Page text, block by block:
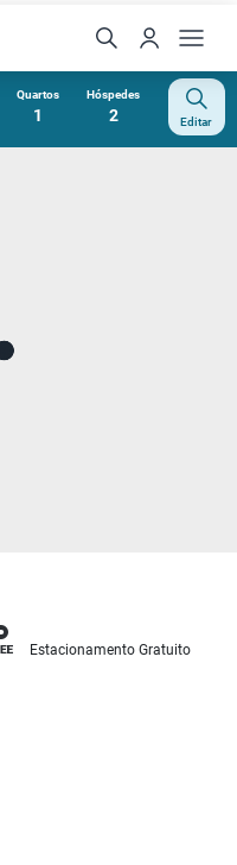
Quartos
1
Hóspedes
2 Editar
Estacionamento Gratuito